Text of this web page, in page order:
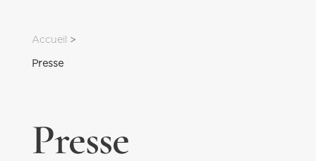
Accueil >
Presse
Presse